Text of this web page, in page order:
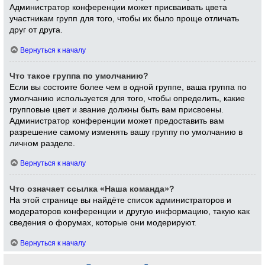
Администратор конференции может присваивать цвета
участникам групп для того, чтобы их было проще отличать
друг от друга.
Вернуться к началу
Что такое группа по умолчанию?
Если вы состоите более чем в одной группе, ваша группа по
умолчанию используется для того, чтобы определить, какие
групповые цвет и звание должны быть вам присвоены.
Администратор конференции может предоставить вам
разрешение самому изменять вашу группу по умолчанию в
личном разделе.
Вернуться к началу
Что означает ссылка «Наша команда»?
На этой странице вы найдёте список администраторов и
модераторов конференции и другую информацию, такую как
сведения о форумах, которые они модерируют.
Вернуться к началу